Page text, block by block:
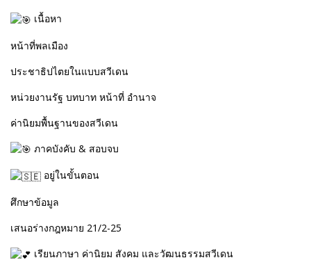
เนื้อหา
หน้าที่พลเมือง
ประชาธิปไตยในแบบสวีเดน
หน่วยงานรัฐ บทบาท หน้าที่ อำนาจ
ค่านิยมพื้นฐานของสวีเดน
ภาคบังคับ & สอบจบ
อยู่ในขั้นตอน
ศึกษาข้อมูล
เสนอร่างกฎหมาย 21/2-25
เรียนภาษา ค่านิยม สังคม และวัฒนธรรมสวีเดน